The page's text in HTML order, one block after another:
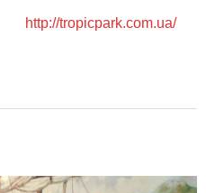
http://tropicpark.com.ua/